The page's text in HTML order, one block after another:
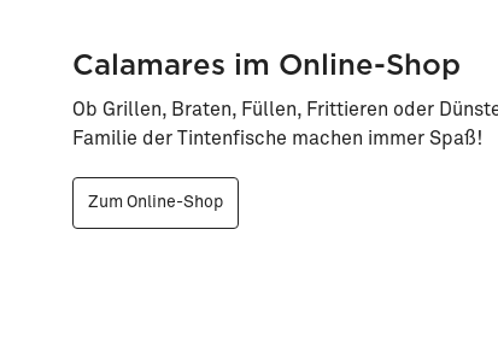
Calamares im Online-Shop
Ob Grillen, Braten, Füllen, Frittieren oder
Familie der Tintenfische machen immer Spaß!
Zum Online-Shop